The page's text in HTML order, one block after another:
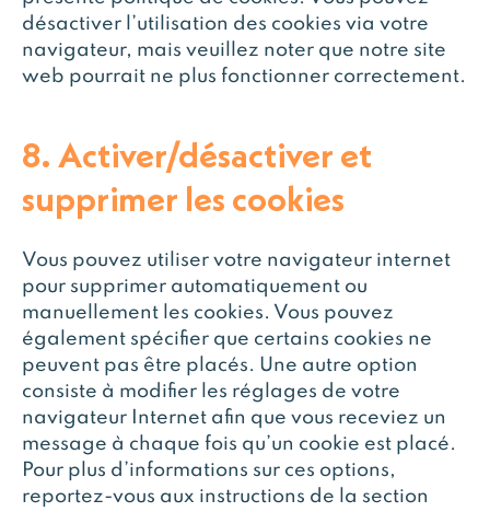
désactiver l’utilisation des cookies via votre
navigateur, mais veuillez noter que notre site
web pourrait ne plus fonctionner correctement.
8. Activer/désactiver et
supprimer les cookies
Vous pouvez utiliser votre navigateur internet
pour supprimer automatiquement ou
manuellement les cookies. Vous pouvez
également spécifier que certains cookies ne
peuvent pas être placés. Une autre option
consiste à modifier les réglages de votre
navigateur Internet afin que vous receviez un
message à chaque fois qu’un cookie est placé.
Pour plus d’informations sur ces options,
reportez-vous aux instructions de la section